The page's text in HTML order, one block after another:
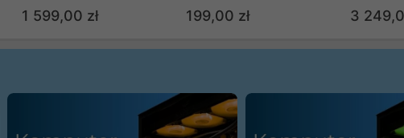
1 599,00 zł 199,00 zł 3